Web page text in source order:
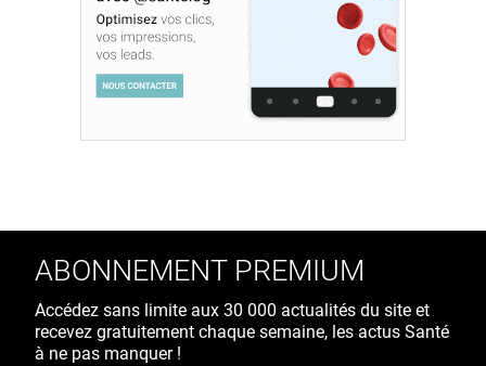
ABONNEMENT PREMIUM
Accédez sans limite aux 30 000 actualités du site et
recevez gratuitement chaque semaine, les actus Santé
à ne pas manquer !